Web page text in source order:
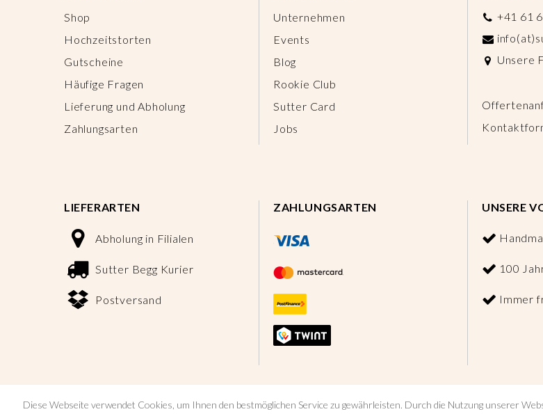
Shop
Hochzeitstorten
Gutscheine
Häufige Fragen
Lieferung und Abholung
Zahlungsarten
Unternehmen
Events
Blog
Rookie Club
Sutter Card
Jobs
+41 61
Unsere
LIEFERARTEN
Abholung in Filialen
Sutter Begg Kurier
Postversand
ZAHLUNGSARTEN UNSERE
100
Immer
Diese Webseite verwendet Cookies, um Ihnen den bestmöglichen Service zu gewährleisten. Durch die Nutzung unserer